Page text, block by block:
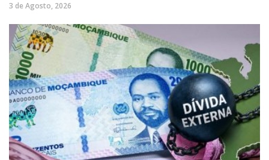
3 de Agosto, 2026